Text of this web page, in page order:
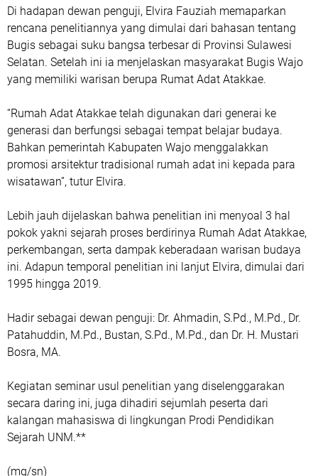
Di hadapan dewan penguji, Elvira Fauziah memaparkan
rencana penelitiannya yang dimulai dari bahasan tentang
Bugis sebagai suku bangsa terbesar di Provinsi Sulawesi
Selatan. Setelah ini ia menjelaskan masyarakat Bugis Wajo
yang memiliki warisan berupa Rumat Adat Atakkae.
“Rumah Adat Atakkae telah digunakan dari generai ke
generasi dan berfungsi sebagai tempat belajar budaya.
Bahkan pemerintah Kabupaten Wajo menggalakkan
promosi arsitektur tradisional rumah adat ini kepada para
wisatawan”, tutur Elvira.
Lebih jauh dijelaskan bahwa penelitian ini menyoal 3 hal
pokok yakni sejarah proses berdirinya Rumah Adat Atakkae,
perkembangan, serta dampak keberadaan warisan budaya
ini. Adapun temporal penelitian ini lanjut Elvira, dimulai dari
1995 hingga 2019.
Hadir sebagai dewan penguji: Dr. Ahmadin, S.Pd., M.Pd., Dr.
Patahuddin, M.Pd., Bustan, S.Pd., M.Pd., dan Dr. H. Mustari
Bosra, MA.
Kegiatan seminar usul penelitian yang diselenggarakan
secara daring ini, juga dihadiri sejumlah peserta dari
kalangan mahasiswa di lingkungan Prodi Pendidikan
Sejarah UNM.**
(mg/sn)